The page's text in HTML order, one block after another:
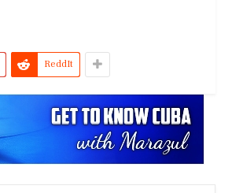
ReddIt